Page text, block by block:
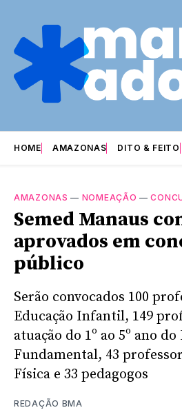
HOME AMAZONAS DITO & FEITO
AMAZONAS — NOMEAÇÃO —
Semed Manaus
aprovados em
público
Serão convocados 100
Educação Infantil, 149
atuação do 1º ao 5º ano do
Fundamental, 43
Física e 33 pedagogos
REDAÇÃO BMA